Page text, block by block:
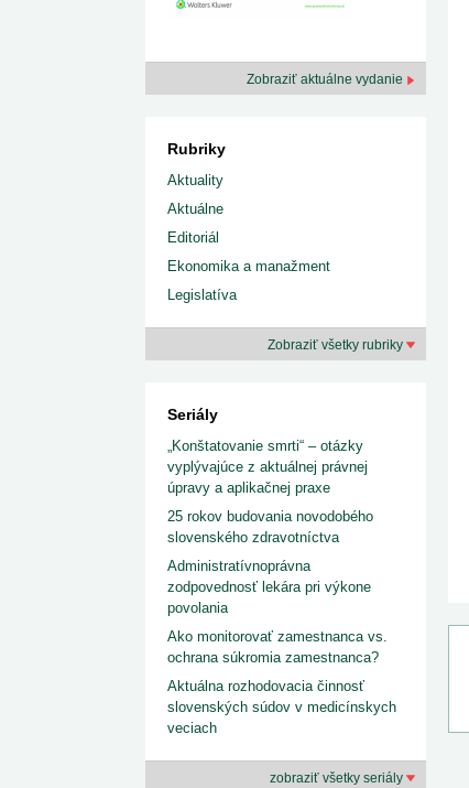
29. 6. 2026
redakcia
Rezort zdravotníctva zverejnil zoznam
Výzva na podporu dostupnosti zdravotnej
22. 6. 2026
Zobraziť aktuálne vydanie
Rubriky
Aktuality
Aktuálne
Editoriál
Ekonomika a manažment
Legislatíva
Zobraziť všetky rubriky
Seriály
„Konštatovanie smrti“ – otázky
vyplývajúce z aktuálnej právnej
úpravy a aplikačnej praxe
25 rokov budovania novodobého
slovenského zdravotníctva
Administratívnoprávna
zodpovednosť lekára pri výkone
povolania
Ako monitorovať zamestnanca vs.
ochrana súkromia zamestnanca?
Aktuálna rozhodovacia činnosť
slovenských súdov v medicínskych
veciach
zobraziť všetky seriály